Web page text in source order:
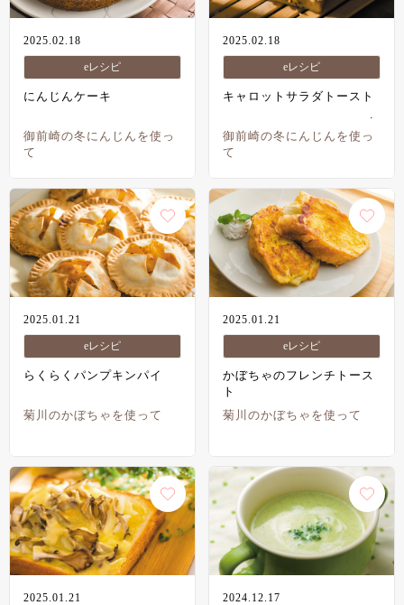
2025.02.18
eレシピ
にんじんケーキ
御前崎の冬にんじんを使っ
て
2025.02.18
eレシピ
キャロットサラダトースト
御前崎の冬にんじんを使っ
て
2025.01.21
eレシピ
らくらくパンプキンパイ
菊川のかぼちゃを使って
2025.01.21
eレシピ
かぼちゃのフレンチトース
ト
菊川のかぼちゃを使って
2025.01.21 2024.12.17